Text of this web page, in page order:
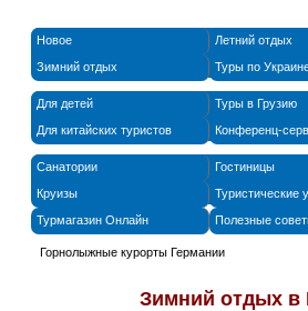
Новое
Летний отдых
Зимний отдых
Туры по
Для детей
Туры в Грузию
Для китайских туристов
Конференц-
Санатории
Гостиницы
Круизы
Туристические
Турмагазин Онлайн
Полезные
Горнолыжные курорты Германии
Зимний отдых в